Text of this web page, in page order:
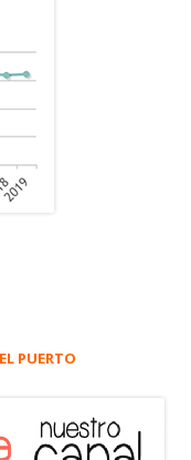
PUERTO